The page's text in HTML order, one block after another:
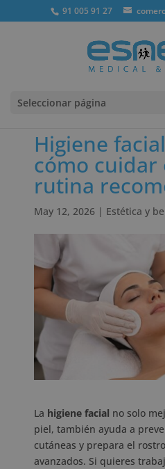
91 005 91 27
Seleccionar página
Higiene
cómo cuidar
rutina
May 12, 2026| Estética y
La higiene facial no solo
piel, también ayuda a
cutáneas y prepara el
avanzados. Si quieres